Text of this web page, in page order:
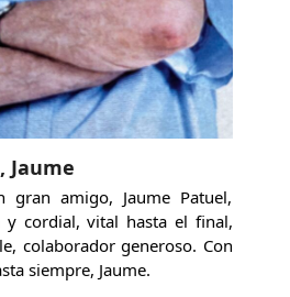
Jaume
gran amigo, Jaume Patuel,
y cordial, vital hasta el final,
colaborador generoso. Con
siempre, Jaume.